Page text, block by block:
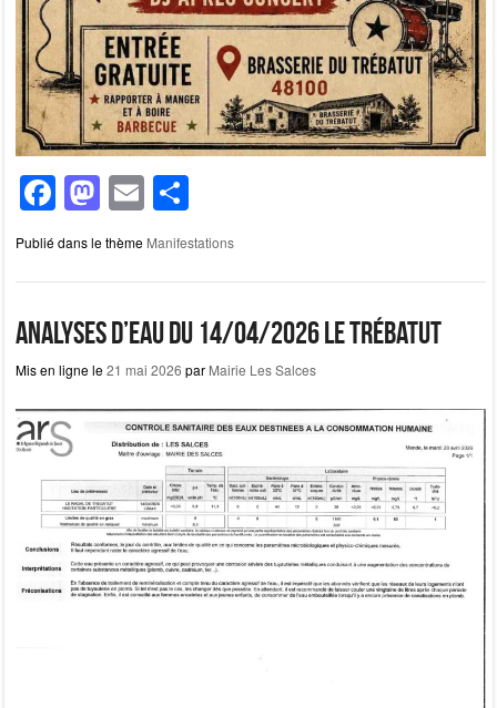
F
a
c
e
b
o
o
k
M
a
st
o
d
o
n
E
m
ail
ar
ta
g
er
Publié dans le thème Manifestations
Analyses d’eau du 14/04/2026 Le Trébatut
Mis en ligne le21 mai 2026 par Mairie Les Salces